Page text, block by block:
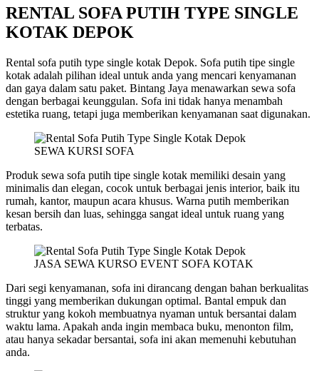
RENTAL SOFA PUTIH TYPE SINGLE
KOTAK DEPOK
Rental sofa putih type single kotak Depok. Sofa putih tipe single
kotak adalah pilihan ideal untuk anda yang mencari kenyamanan
dan gaya dalam satu paket. Bintang Jaya menawarkan sewa sofa
dengan berbagai keunggulan. Sofa ini tidak hanya menambah
estetika ruang, tetapi juga memberikan kenyamanan saat digunakan.
SEWA KURSI SOFA
Produk sewa sofa putih tipe single kotak memiliki desain yang
minimalis dan elegan, cocok untuk berbagai jenis interior, baik itu
rumah, kantor, maupun acara khusus. Warna putih memberikan
kesan bersih dan luas, sehingga sangat ideal untuk ruang yang
terbatas.
JASA SEWA KURSO EVENT SOFA KOTAK
Dari segi kenyamanan, sofa ini dirancang dengan bahan berkualitas
tinggi yang memberikan dukungan optimal. Bantal empuk dan
struktur yang kokoh membuatnya nyaman untuk bersantai dalam
waktu lama. Apakah anda ingin membaca buku, menonton film,
atau hanya sekadar bersantai, sofa ini akan memenuhi kebutuhan
anda.